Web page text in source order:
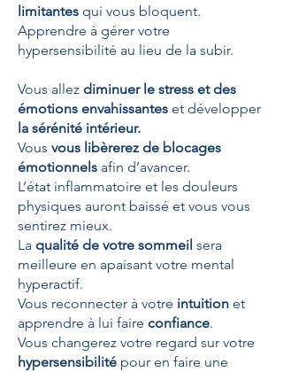
limitantes qui vous bloquent.
Apprendre à gérer votre
hypersensibilité au lieu de la subir.
Vous allez diminuer le stress et des
émotions envahissantes et développer
la sérénité intérieur.
Vous vous libèrerez de blocages
émotionnels afin d’avancer.
L’état inflammatoire et les douleurs
physiques auront baissé et vous vous
sentirez mieux.
La qualité de votre sommeil sera
meilleure en apaisant votre mental
hyperactif.
Vous reconnecter à votre intuition et
apprendre à lui faire confiance.
Vous changerez votre regard sur votre
hypersensibilité pour en faire une